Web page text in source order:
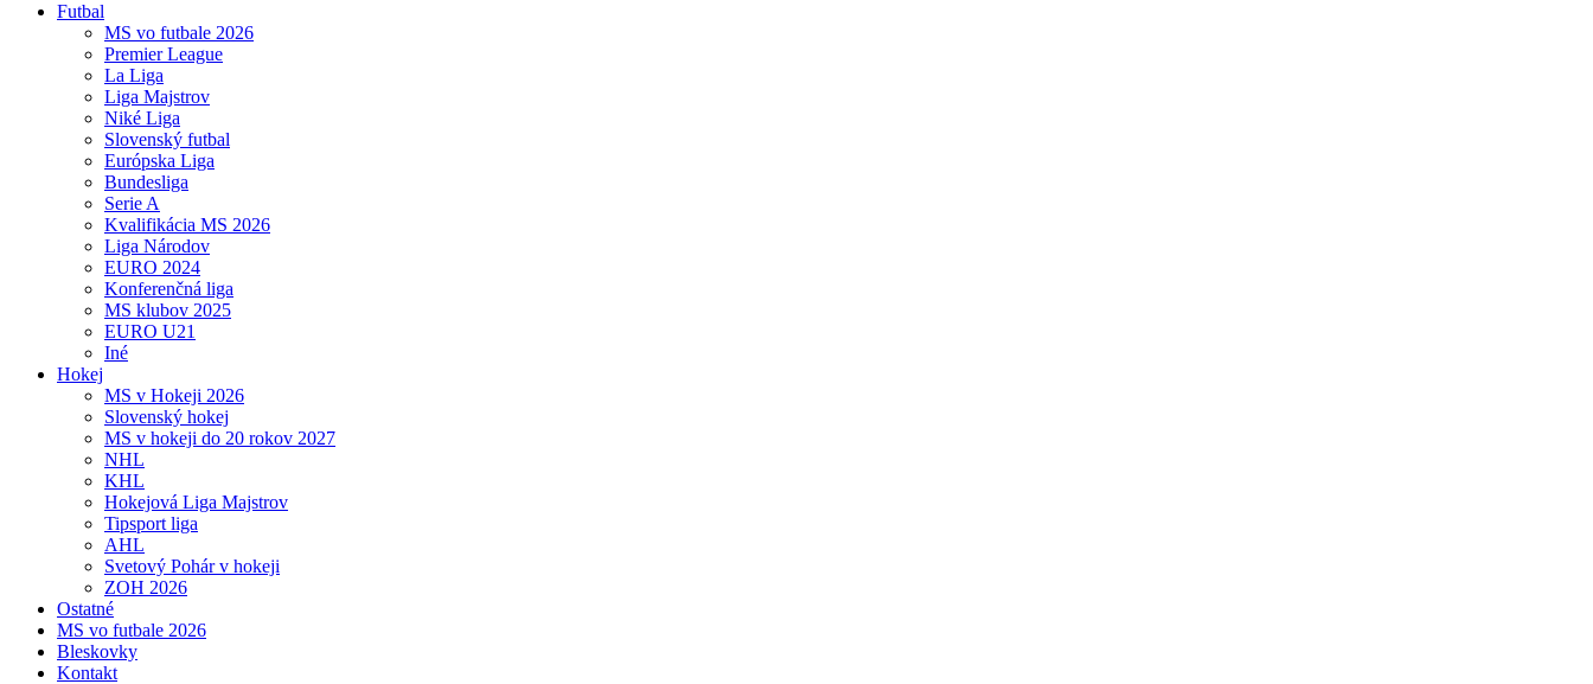
Futbal
MS vo futbale 2026
Premier League
La Liga
Liga Majstrov
Niké Liga
Slovenský futbal
Európska Liga
Bundesliga
Serie A
Kvalifikácia MS 2026
Liga Národov
EURO 2024
Konferenčná liga
MS klubov 2025
EURO U21
Iné
Hokej
MS v Hokeji 2026
Slovenský hokej
MS v hokeji do 20 rokov 2027
NHL
KHL
Hokejová Liga Majstrov
Tipsport liga
AHL
Svetový Pohár v hokeji
ZOH 2026
Ostatné
MS vo futbale 2026
Bleskovky
Kontakt